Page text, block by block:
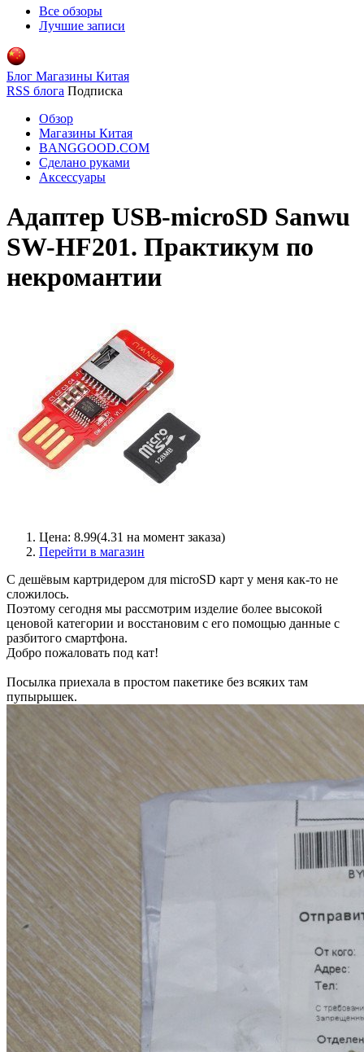
Все обзоры
Лучшие записи
Блог Магазины Китая
RSS блога Подписка
Обзор
Магазины Китая
BANGGOOD.COM
Сделано руками
Аксессуары
Адаптер USB-microSD Sanwu
SW-HF201. Практикум по
некромантии
Цена: 8.99(4.31 на момент заказа)
Перейти в магазин
С дешёвым картридером для microSD карт у меня как-то не
сложилось.
Поэтому сегодня мы рассмотрим изделие более высокой
ценовой категории и восстановим с его помощью данные с
разбитого смартфона.
Добро пожаловать под кат!
Посылка приехала в простом пакетике без всяких там
пупырышек.